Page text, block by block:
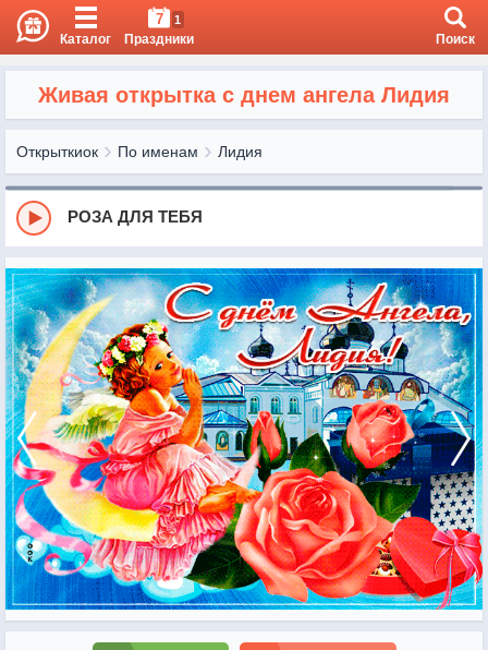
Каталог
7 1
Праздники Поиск
Живая открытка с днем ангела Лидия
Открыткиок По именам Лидия
РОЗА ДЛЯ ТЕБЯ